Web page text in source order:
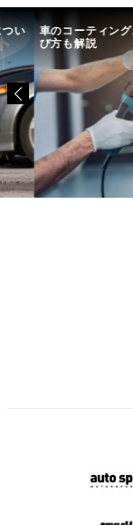
い 車のコーティン
び方も解説